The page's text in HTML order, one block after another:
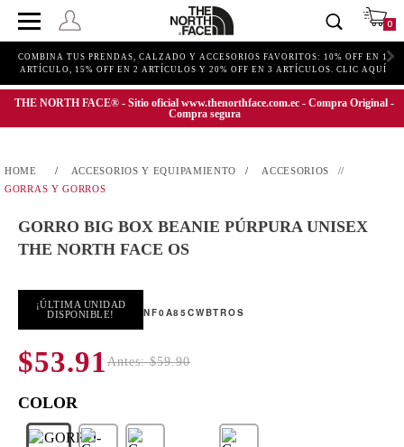
0
COMBINA TUS PRENDAS, CALZADO Y ACCESORIOS FAVORITOS: 10% OFF EN 1
ARTÍCULO, 15% OFF EN 2 ARTÍCULOS Y 20% OFF EN 3 ARTÍCULOS. CLIC AQUÍ
THE NORTH FACE® - Sitio oficial www.thenorthface.com.ec - Compra Original -
Compra segura
ACCESORIOS Y EQUIPAMIENTO
ACCESORIOS
GORRAS Y GORROS
GORRO BIG BOX BEANIE PÚRPURA UNISEX
THE NORTH FACE OS
¡ÚLTIMA UNIDAD
DISPONIBLE!
NF0A85CWBTROS
$53.91 Antes: $59.90